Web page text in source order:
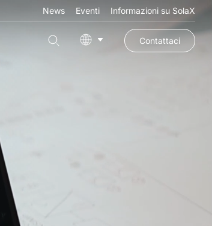
News Eventi Informazioni su SolaX
Contattaci